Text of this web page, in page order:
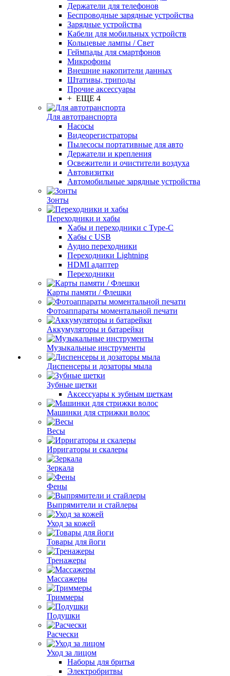
Держатели для телефонов
Беспроводные зарядные устройства
Зарядные устройства
Кабели для мобильных устройств
Кольцевые лампы / Свет
Геймпады для смартфонов
Микрофоны
Внешние накопители данных
Штативы, триподы
Прочие аксессуары
+ ЕЩЕ 4
Для автотранспорта
Насосы
Видеорегистраторы
Пылесосы портативные для авто
Держатели и крепления
Освежители и очистители воздуха
Автовизитки
Автомобильные зарядные устройства
Зонты
Переходники и хабы
Хабы и переходники с Type-C
Хабы с USB
Аудио переходники
Переходники Lightning
HDMI адаптер
Переходники
Карты памяти / Флешки
Фотоаппараты моментальной печати
Аккумуляторы и батарейки
Музыкальные инструменты
Диспенсеры и дозаторы мыла
Зубные щетки
Аксессуары к зубным щеткам
Машинки для стрижки волос
Весы
Ирригаторы и скалеры
Зеркала
Фены
Выпрямители и стайлеры
Уход за кожей
Товары для йоги
Тренажеры
Массажеры
Триммеры
Подушки
Расчески
Уход за лицом
Наборы для бритья
Электробритвы